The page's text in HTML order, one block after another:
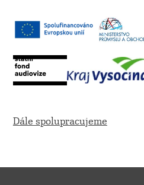
Dále spolupracujeme